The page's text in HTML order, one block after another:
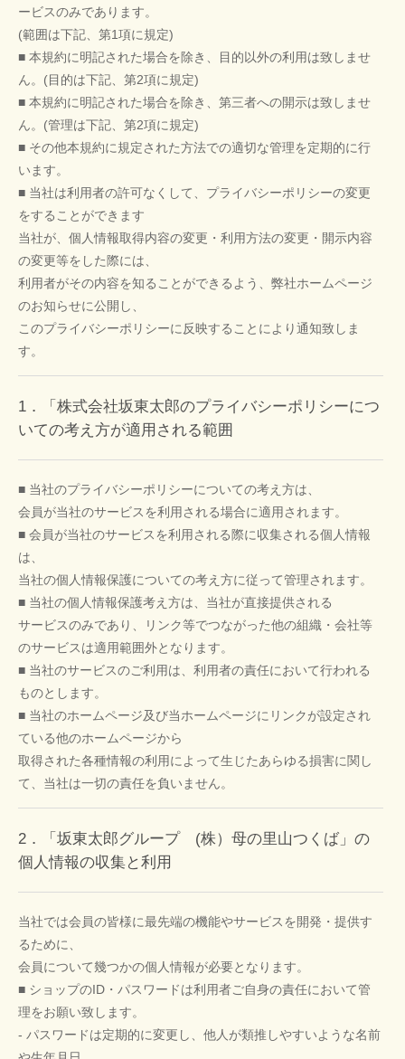
ービスのみであります。
(範囲は下記、第1項に規定)
■ 本規約に明記された場合を除き、目的以外の利用は致しませ
ん。(目的は下記、第2項に規定)
■ 本規約に明記された場合を除き、第三者への開示は致しませ
ん。(管理は下記、第2項に規定)
■ その他本規約に規定された方法での適切な管理を定期的に行
います。
■ 当社は利用者の許可なくして、プライバシーポリシーの変更
をすることができます
当社が、個人情報取得内容の変更・利用方法の変更・開示内容
の変更等をした際には、
利用者がその内容を知ることができるよう、弊社ホームページ
のお知らせに公開し、
このプライバシーポリシーに反映することにより通知致しま
す。
1．「株式会社坂東太郎のプライバシーポリシーにつ
いての考え方が適用される範囲
■ 当社のプライバシーポリシーについての考え方は、
会員が当社のサービスを利用される場合に適用されます。
■ 会員が当社のサービスを利用される際に収集される個人情報
は、
当社の個人情報保護についての考え方に従って管理されます。
■ 当社の個人情報保護考え方は、当社が直接提供される
サービスのみであり、リンク等でつながった他の組織・会社等
のサービスは適用範囲外となります。
■ 当社のサービスのご利用は、利用者の責任において行われる
ものとします。
■ 当社のホームページ及び当ホームページにリンクが設定され
ている他のホームページから
取得された各種情報の利用によって生じたあらゆる損害に関し
て、当社は一切の責任を負いません。
2．「坂東太郎グループ (株）母の里山つくば」の
個人情報の収集と利用
当社では会員の皆様に最先端の機能やサービスを開発・提供す
るために、
会員について幾つかの個人情報が必要となります。
■ ショップのID・パスワードは利用者ご自身の責任において管
理をお願い致します。
- パスワードは定期的に変更し、他人が類推しやすいような名前